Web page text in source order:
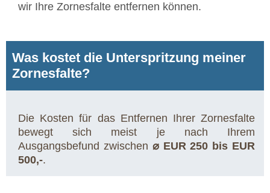
wir Ihre Zornesfalte entfernen können.
Was kostet die Unterspritzung meiner
Zornesfalte?
Die Kosten für das Entfernen Ihrer Zornesfalte
bewegt sich meist je nach Ihrem
Ausgangsbefund zwischen ⌀ EUR 250 bis EUR
500,-.